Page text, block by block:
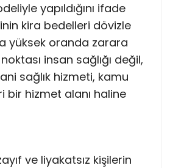
yapıldığını ifade
kira bedelleri dövizle
yüksek oranda zarara
insan sağlığı değil,
sağlık hizmeti, kamu
bir hizmet alanı haline
ve liyakatsız kişilerin